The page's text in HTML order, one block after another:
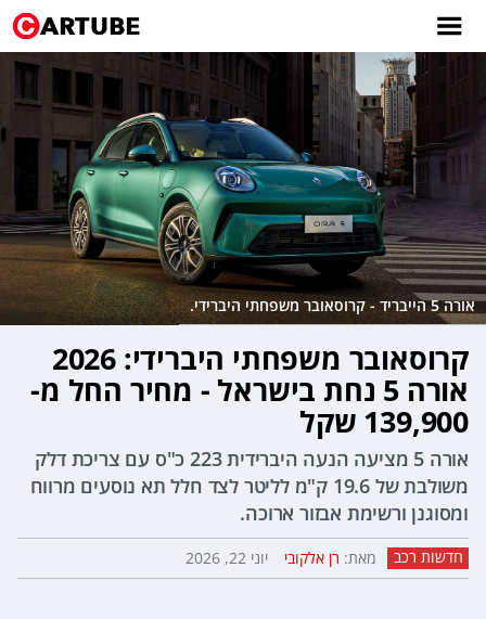
אורה 5 הייבריד - קרוסאובר משפחתי היברידי.
קרוסאובר משפחתי היברידי: 2026
אורה 5 נחת בישראל - מחיר החל מ-
139,900 שקל
אורה 5 מציעה הנעה היברידית 223 כ"ס עם צריכת דלק
משולבת של 19.6 ק"מ לליטר לצד חלל תא נוסעים מרווח
ומסוגנן ורשימת אבזור ארוכה.
חדשות רכב מאת: רן אלקובי יוני 22, 2026